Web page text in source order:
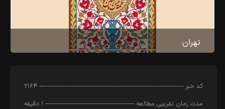
تهران
کد خبر
۲۱۶۴
مدت زمان تقریبی مطالعه
۱ دقیقه